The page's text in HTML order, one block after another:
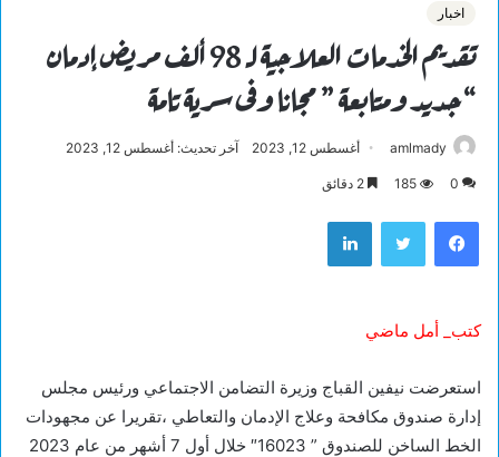
اخبار
تقديم الخدمات العلاجية لـ 98 ألف مريض إدمان
“جديد ومتابعة ” مجانا وفى سرية تامة
amlmady أغسطس 12, 2023 آخر تحديث: أغسطس 12, 2023
0
185
فيسبوك تويتر لينكدإن
كتب_ أمل ماضي
استعرضت نيفين القباج وزيرة التضامن الاجتماعي ورئيس مجلس
إدارة صندوق مكافحة وعلاج الإدمان والتعاطي ،تقريرا عن مجهودات
الخط الساخن للصندوق ” 16023″ خلال أول 7 أشهر من عام 2023